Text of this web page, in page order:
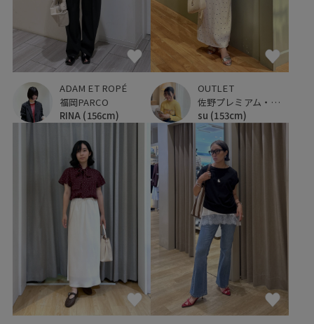
ADAM ET ROPÉ
福岡PARCO
RINA (156cm)
OUTLET
佐野プレミアム・アウトレット
su (153cm)